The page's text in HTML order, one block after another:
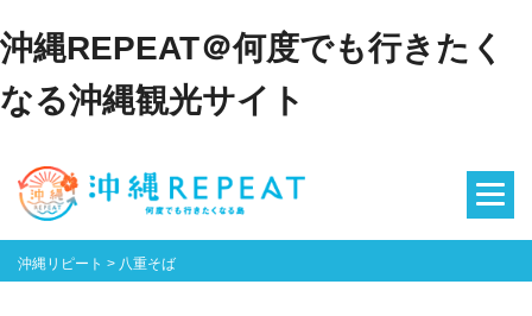
沖縄REPEAT＠何度でも行きたく
なる沖縄観光サイト
沖縄リピート > 八重そば